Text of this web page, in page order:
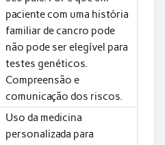
paciente com uma história
familiar de cancro pode
não pode ser elegível para
testes genéticos.
Compreensão e
comunicação dos riscos.
Uso da medicina
personalizada para